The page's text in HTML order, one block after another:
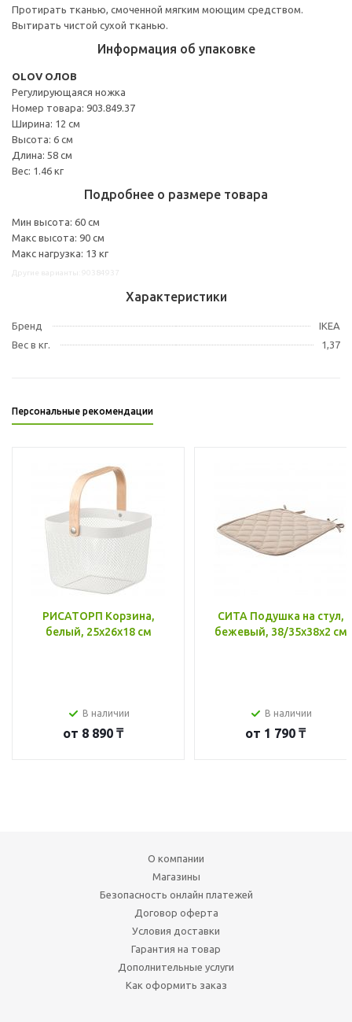
Протирать тканью, смоченной мягким моющим средством.
Вытирать чистой сухой тканью.
Информация об упаковке
OLOV ОЛОВ
Регулирующаяся ножка
Номер товара: 903.849.37
Ширина: 12 см
Высота: 6 см
Длина: 58 см
Вес: 1.46 кг
Подробнее о размере товара
Мин высота: 60 см
Макс высота: 90 см
Макс нагрузка: 13 кг
Характеристики
Бренд
IKEA
Вес в кг.
1,37
Персональные рекомендации
РИСАТОРП Корзина,
белый, 25x26x18 см
В наличии
от 8 890 ₸
СИТА Подушка на стул,
бежевый, 38/35x38x2 см
В наличии
от 1 790 ₸
О компании
Магазины
Безопасность онлайн платежей
Договор оферта
Условия доставки
Гарантия на товар
Дополнительные услуги
Как оформить заказ